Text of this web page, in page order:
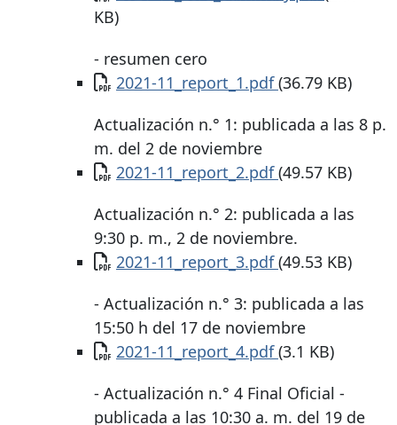
KB)
- resumen cero
Documento
2021-11_report_1.pdf(36.79 KB)
Actualización n.° 1: publicada a las 8 p.
m. del 2 de noviembre
Documento
2021-11_report_2.pdf(49.57 KB)
Actualización n.° 2: publicada a las
9:30 p. m., 2 de noviembre.
Documento
2021-11_report_3.pdf(49.53 KB)
- Actualización n.° 3: publicada a las
15:50 h del 17 de noviembre
Documento
2021-11_report_4.pdf(3.1 KB)
- Actualización n.° 4 Final Oficial -
publicada a las 10:30 a. m. del 19 de